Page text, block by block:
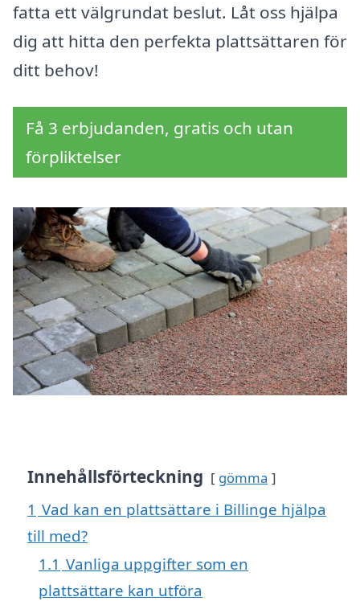
fatta ett välgrundat beslut. Låt oss hjälpa
dig att hitta den perfekta plattsättaren för
ditt behov!
Få 3 erbjudanden, gratis och utan
förpliktelser
Innehållsförteckning gömma
1 Vad kan en plattsättare i Billinge hjälpa
till med?
1.1 Vanliga uppgifter som en
plattsättare kan utföra